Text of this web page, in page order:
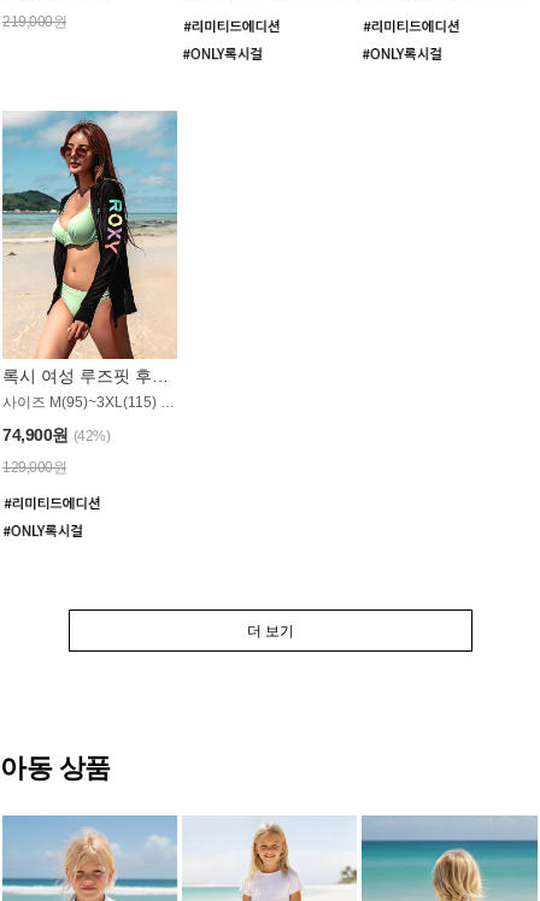
219,000원
록시 여성 루즈핏 후드 래쉬가드 WT900BRX
사이즈 M(95)~3XL(115) / 롱기장 타입
74,900원 (42%)
129,000원
더 보기
아동 상품